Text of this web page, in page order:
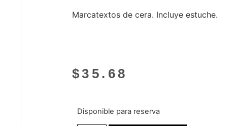
Marcatextos de cera. Incluye estuche.
$35.68
Disponible para reserva